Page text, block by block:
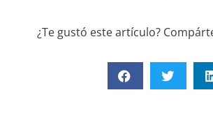
¿Te gustó este artículo?